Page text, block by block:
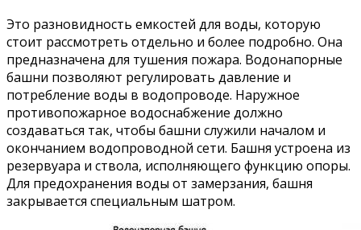
Это разновидность емкостей для воды, которую
стоит рассмотреть отдельно и более подробно. Она
предназначена для тушения пожара. Водонапорные
башни позволяют регулировать давление и
потребление воды в водопроводе. Наружное
противопожарное водоснабжение должно
создаваться так, чтобы башни служили началом и
окончанием водопроводной сети. Башня устроена из
резервуара и ствола, исполняющего функцию опоры.
Для предохранения воды от замерзания, башня
закрывается специальным шатром.